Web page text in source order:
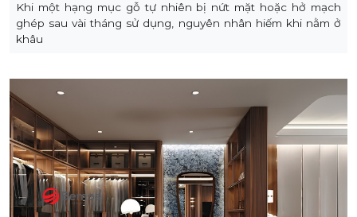
Khi một hạng mục gỗ tự nhiên bị nứt mặt hoặc hở mạch
ghép sau vài tháng sử dụng, nguyên nhân hiếm khi nằm ở
khâu